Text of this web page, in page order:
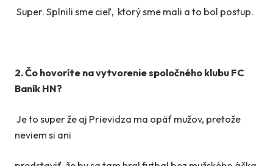
Super. Splnili sme cieľ, ktorý sme mali a to bol postup.
2. Čo hovoríte na vytvorenie spoločného klubu FC
Baník HN?
Je to super že aj Prievidza ma opäť mužov, pretože
neviem si ani